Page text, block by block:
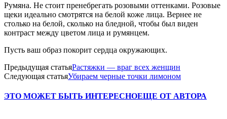
Румяна. Не стоит пренебрегать розовыми оттенками. Розовые
щеки идеально смотрятся на белой коже лица. Вернее не
столько на белой, сколько на бледной, чтобы был виден
контраст между цветом лица и румянцем.
Пусть ваш образ покорит сердца окружающих.
Предыдущая статьяРастяжки — враг всех женщин
Следующая статьяУбираем черные точки лимоном
ЭТО МОЖЕТ БЫТЬ ИНТЕРЕСНОЕЩЕ ОТ АВТОРА